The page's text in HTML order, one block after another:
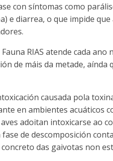
con síntomas como
e diarrea, o que impide
RIAS atende cada
de máis da metade,
causada pola
en ambientes acuáticos
adoitan intoxicarse ao
de descomposición
das gaivotas non